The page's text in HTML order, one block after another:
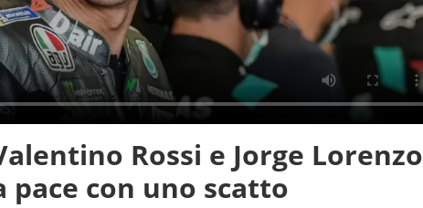
Rossi e Jorge Lorenzo
con uno scatto